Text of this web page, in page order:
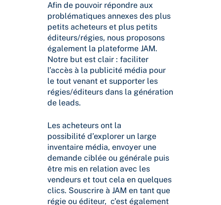
Afin de pouvoir répondre aux
problématiques annexes des plus
petits acheteurs et plus petits
éditeurs/régies, nous proposons
également la plateforme JAM.
Notre but est clair : faciliter
l’accès à la publicité média pour
le tout venant et supporter les
régies/éditeurs dans la génération
de leads.
Les acheteurs ont la
possibilité d’explorer un large
inventaire média, envoyer une
demande ciblée ou générale puis
être mis en relation avec les
vendeurs et tout cela en quelques
clics. Souscrire à JAM en tant que
régie ou éditeur, c’est également